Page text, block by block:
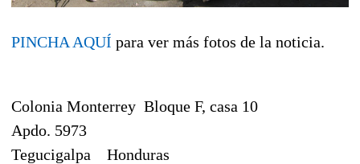
PINCHA AQUÍ para ver más fotos de la noticia.
Colonia Monterrey Bloque F, casa 10
Apdo. 5973
Tegucigalpa Honduras